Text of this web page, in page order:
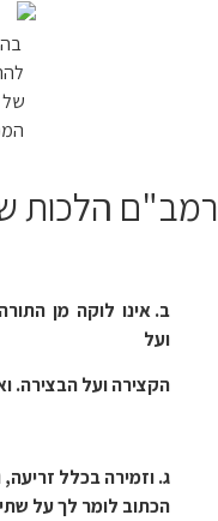
רמב"ם הלכות
ב. אינו לוקה מן
ועל
הקצירה ועל הבצירה.
ג. וזמירה בכלל
הכתוב לומר לך על